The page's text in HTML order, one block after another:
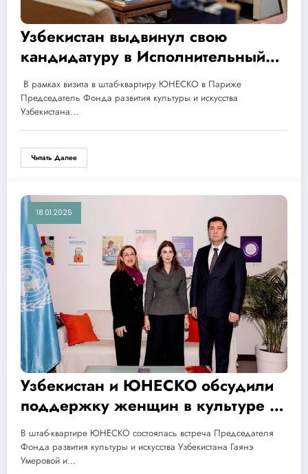
Узбекистан выдвинул свою
кандидатуру в Исполнительный
совет ЮНЕСКО
В рамках визита в штаб-квартиру ЮНЕСКО в Париже
Председатель Фонда развития культуры и искусства
Узбекистана…
Читать Далее
18.01.2025
Узбекистан и ЮНЕСКО обсудили
поддержку женщин в культуре и
цифровых технологиях
В штаб-квартире ЮНЕСКО состоялась встреча Председателя
Фонда развития культуры и искусства Узбекистана Гаянэ
Умеровой и…